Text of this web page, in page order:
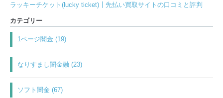
ラッキーチケット(lucky ticket)┃先払い買取サイトの口コミと評判
カテゴリー
1ページ闇金 (19)
なりすまし闇金融 (23)
ソフト闇金 (67)